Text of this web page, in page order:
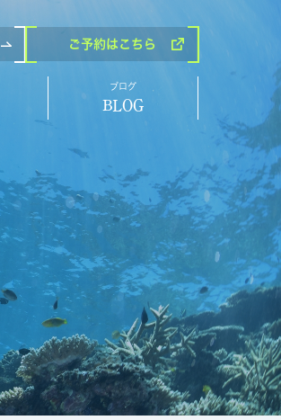
ご予約はこちら
ブログ
BLOG